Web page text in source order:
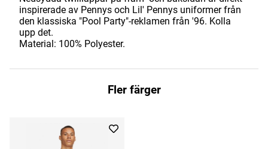
inspirerade av Pennys och Lil' Pennys uniformer från
den klassiska "Pool Party"-reklamen från '96. Kolla
upp det.
Material: 100% Polyester.
Fler färger